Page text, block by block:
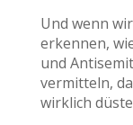
Und wenn
erkennen,
und
vermitteln,
wirklich